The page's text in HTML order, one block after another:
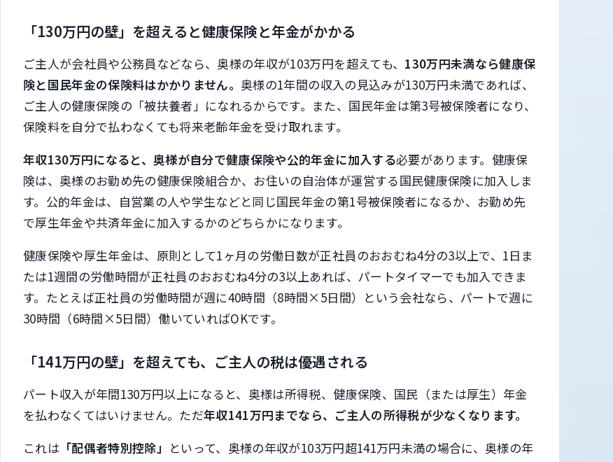
「130万円の壁」を超えると健康保険と年金がかかる
ご主人が会社員や公務員などなら、奥様の年収が103万円を超えても、 130万円未満なら健康保
険と国民年金の保険料はかかりません。 奥様の1年間の収入の見込みが130万円未満であれば、
ご主人の健康保険の「被扶養者」になれるからです。また、国民年金は第3号被保険者になり、
保険料を自分で払わなくても将来老齢年金を受け取れます。
年収130万円になると、奥様が自分で健康保険や公的年金に加入する必要があります。健康保
険は、奥様のお勤め先の健康保険組合か、お住いの自治体が運営する国民健康保険に加入しま
す。公的年金は、自営業の人や学生などと同じ国民年金の第1号被保険者になるか、お勤め先
で厚生年金や共済年金に加入するかのどちらかになります。
健康保険や厚生年金は、原則として1ヶ月の労働日数が正社員のおおむね4分の3以上で、1日ま
たは1週間の労働時間が正社員のおおむね4分の3以上あれば、パートタイマーでも加入できま
す。たとえば正社員の労働時間が週に40時間（8時間×5日間）という会社なら、パートで週に
30時間（6時間×5日間）働いていればOKです。
「141万円の壁」を超えても、ご主人の税は優遇される
パート収入が年間130万円以上になると、奥様は所得税、健康保険、国民（または厚生）年金
を払わなくてはいけません。ただ年収141万円までなら、ご主人の所得税が少なくなります。
これは 「配偶者特別控除」 といって、奥様の年収が103万円超141万円未満の場合に、奥様の年